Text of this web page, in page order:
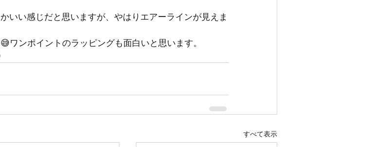
いい感じだと思いますが、やはりエアーラインが見えま
ワンポイントのラッピングも面白いと思います。
すべて表示